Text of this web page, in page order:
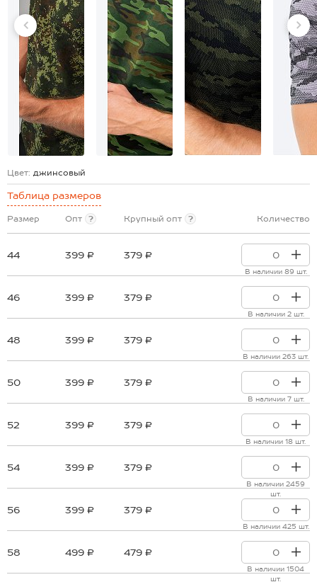
Цвет: джинсовый
Таблица размеров
Размер Опт ? Крупный опт ? Количество
44 399 ₽ 379 ₽
В наличии 89 шт.
46 399 ₽ 379 ₽
В наличии 2 шт.
48 399 ₽ 379 ₽
В наличии 263 шт.
50 399 ₽ 379 ₽
В наличии 7 шт.
52 399 ₽ 379 ₽
В наличии 18 шт.
54 399 ₽ 379 ₽
В наличии 2459
шт.
56 399 ₽ 379 ₽
В наличии 425 шт.
58 499 ₽ 479 ₽
В наличии 1504
шт.